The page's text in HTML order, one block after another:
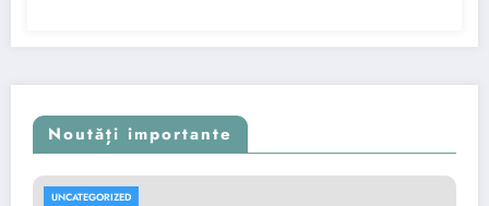
Noutăți importante
UNCATEGORIZED